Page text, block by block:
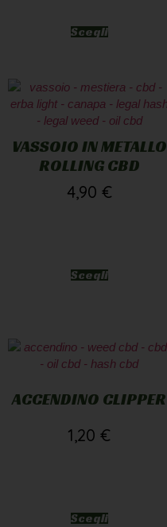
Scegli
VASSOIO IN METALLO
ROLLING CBD
4,90 €
Scegli
ACCENDINO CLIPPER
1,20 €
Scegli